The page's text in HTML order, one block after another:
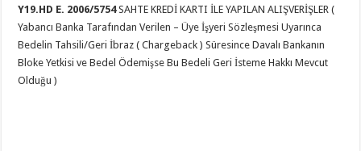
Y19.HD E. 2006/5754 SAHTE KREDİ KARTI İLE YAPILAN ALIŞVERİŞLER (
Yabancı Banka Tarafından Verilen – Üye İşyeri Sözleşmesi Uyarınca
Bedelin Tahsili/Geri İbraz ( Chargeback ) Süresince Davalı Bankanın
Bloke Yetkisi ve Bedel Ödemişse Bu Bedeli Geri İsteme Hakkı Mevcut
Olduğu )